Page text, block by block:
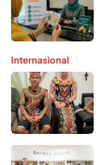
Internasional